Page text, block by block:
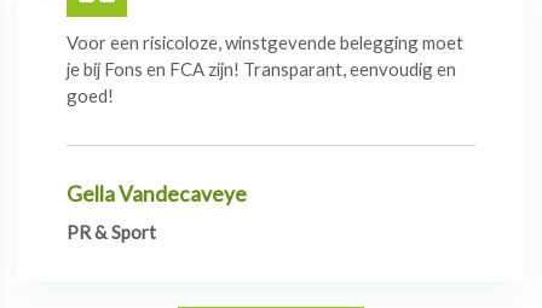
Gella Vandecaveye
PR & Sport
Voor een risicoloze, winstgevende belegging moet
je bij Fons en FCA zijn! Transparant, eenvoudig en
goed!